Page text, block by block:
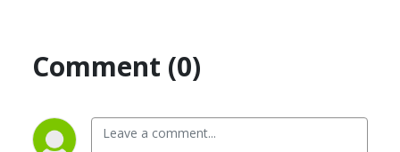
Comment (0)